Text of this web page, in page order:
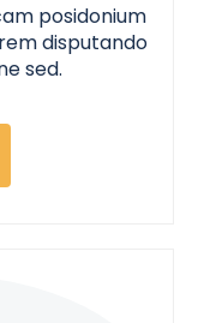
posidonium
disputando
sed.